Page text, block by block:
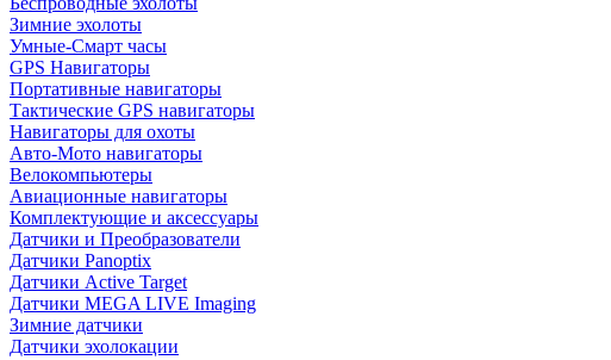
Зимние эхолоты
Умные-Смарт часы
GPS Навигаторы
Портативные навигаторы
Тактические GPS навигаторы
Навигаторы для охоты
Авто-Мото навигаторы
Велокомпьютеры
Авиационные навигаторы
Комплектующие и аксессуары
Датчики и Преобразователи
Датчики Panoptix
Датчики Active Target
Датчики MEGA LIVE Imaging
Зимние датчики
Датчики эхолокации